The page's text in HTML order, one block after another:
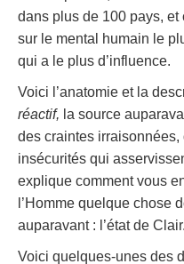
dans plus de 100 pays, et
sur le mental humain le
qui a le plus d’influence.
Voici l’anatomie et la
réactif, la source
des craintes
insécurités qui
explique comment vous
l’Homme quelque chose
auparavant : l’état de Clair.
Voici quelques-unes des